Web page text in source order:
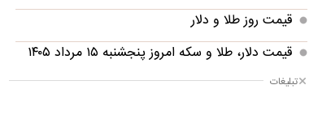
قیمت روز طلا و دلار
قیمت دلار، طلا و سکه امروز پنجشنبه ۱۵ مرداد ۱۴۰۵
مقایسه رانا پلاس و سهند S؛ خرید کدام سدان
تبلیغات